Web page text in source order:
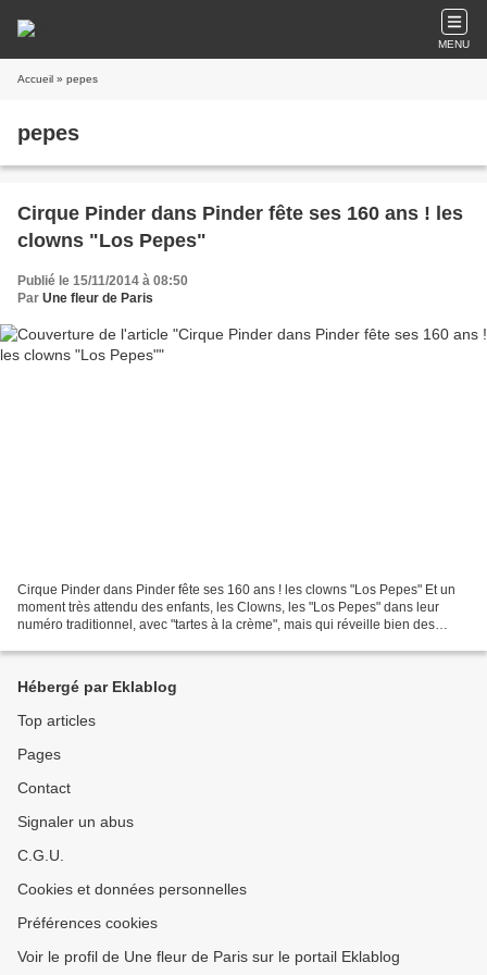
MENU
Accueil » pepes
pepes
Cirque Pinder dans Pinder fête ses 160 ans ! les
clowns "Los Pepes"
Publié le 15/11/2014 à 08:50
Par Une fleur de Paris
Cirque Pinder dans Pinder fête ses 160 ans ! les clowns "Los Pepes" Et un
moment très attendu des enfants, les Clowns, les "Los Pepes" dans leur
numéro traditionnel, avec "tartes à la crème", mais qui réveille bien des
Hébergé par Eklablog
Top articles
Pages
Contact
Signaler un abus
C.G.U.
Cookies et données personnelles
Préférences cookies
Voir le profil de Une fleur de Paris sur le portail Eklablog